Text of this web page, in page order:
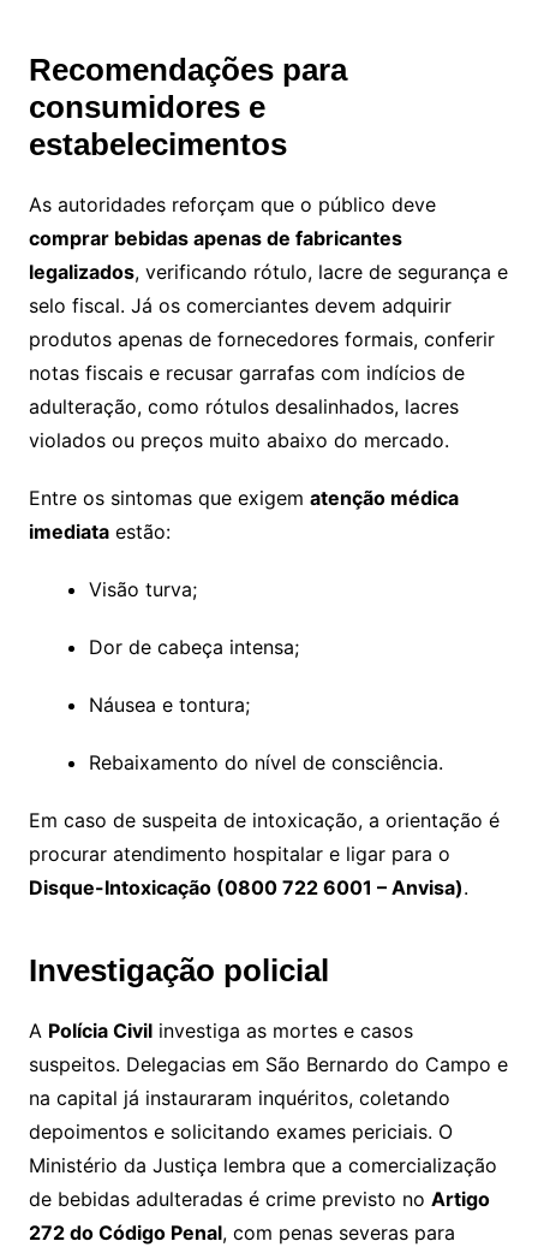
Recomendações para
consumidores e
estabelecimentos
As autoridades reforçam que o público deve
comprar bebidas apenas de fabricantes
legalizados, verificando rótulo, lacre de segurança e
selo fiscal. Já os comerciantes devem adquirir
produtos apenas de fornecedores formais, conferir
notas fiscais e recusar garrafas com indícios de
adulteração, como rótulos desalinhados, lacres
violados ou preços muito abaixo do mercado.
Entre os sintomas que exigem atenção médica
imediataestão:
Visão turva;
Dor de cabeça intensa;
Náusea e tontura;
Rebaixamento do nível de consciência.
Em caso de suspeita de intoxicação, a orientação é
procurar atendimento hospitalar e ligar para o
Disque-Intoxicação (0800 722 6001 – Anvisa).
Investigação policial
A Polícia Civilinvestiga as mortes e casos
suspeitos. Delegacias em São Bernardo do Campo e
na capital já instauraram inquéritos, coletando
depoimentos e solicitando exames periciais. O
Ministério da Justiça lembra que a comercialização
de bebidas adulteradas é crime previsto no Artigo
272 do Código Penal, com penas severas para